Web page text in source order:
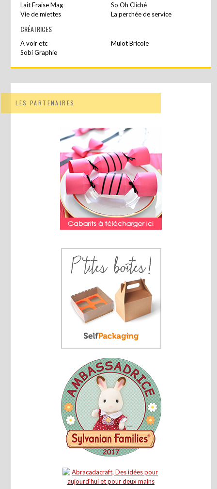
Lait Fraise Mag
So Oh Cliché
Vie de miettes
La perchée de service
CRÉATRICES
A voir etc
Mulot Bricole
Sobi Graphie
LES PARTENAIRES